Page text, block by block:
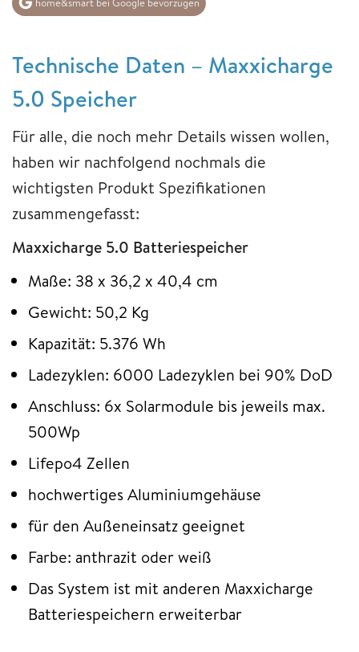
home&smart bei Google bevorzugen
Technische Daten – Maxxicharge
5.0 Speicher
Für alle, die noch mehr Details wissen wollen,
haben wir nachfolgend nochmals die
wichtigsten Produkt Spezifikationen
zusammengefasst:
Maxxicharge 5.0 Batteriespeicher
Maße: 38 x 36,2 x 40,4 cm
Gewicht: 50,2 Kg
Kapazität: 5.376 Wh
Ladezyklen: 6000 Ladezyklen bei 90% DoD
Anschluss: 6x Solarmodule bis jeweils max.
500Wp
Lifepo4 Zellen
hochwertiges Aluminiumgehäuse
für den Außeneinsatz geeignet
Farbe: anthrazit oder weiß
Das System ist mit anderen Maxxicharge
Batteriespeichern erweiterbar